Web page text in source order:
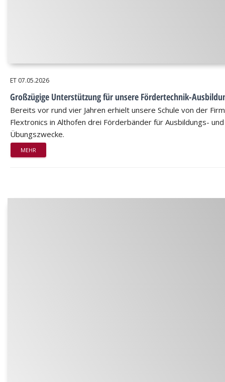
ET 07.05.2026
Großzügige Unterstützung für unsere Fördertechnik-
Bereits vor rund vier Jahren erhielt unsere Schule von der
Flextronics in Althofen drei Förderbänder für Ausbildungs- und
Übungszwecke.
MEHR